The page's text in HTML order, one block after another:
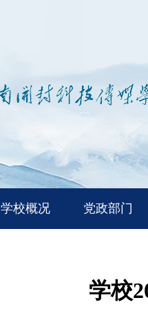
学校概况 党政部门
学校